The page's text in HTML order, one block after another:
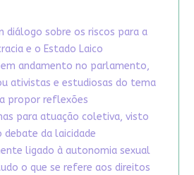
diálogo sobre os riscos para a
e o Estado Laico
andamento no parlamento,
ativistas e estudiosas do tema
propor reflexões
para atuação coletiva, visto
debate da laicidade
ligado à autonomia sexual
o que se refere aos direitos